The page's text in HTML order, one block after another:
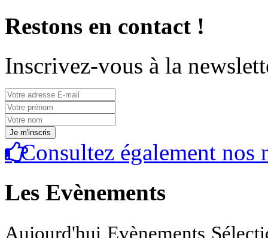
Restons en contact !
Inscrivez-vous à la
Consultez également nos
Les Evènements
Aujourd'hui Evènements